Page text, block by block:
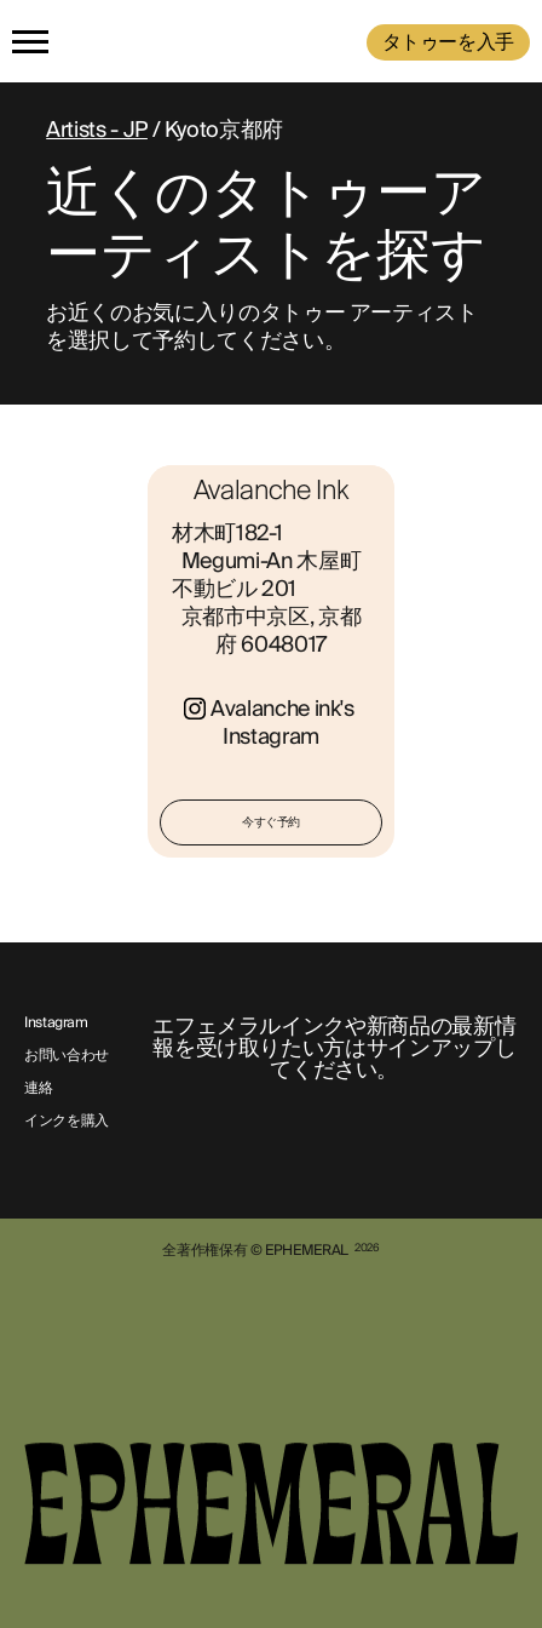
タトゥーを入手
ホーム
製品
タトゥーを入手 インクを購入
仕組み
私たちについて
Artists - JP/ Kyoto京都府
近くのタトゥーア
ーティストを探す
お近くのお気に入りのタトゥー アーティスト
を選択して予約してください。
Avalanche Ink
材木町182-1
Megumi-An 木屋町
不動ビル 201
京都市中京区, 京都
府 6048017
Avalanche ink's
Instagram
今すぐ予約
Instagram
お問い合わせ
連絡
インクを購入
エフェメラルインクや新商品の最新情
報を受け取りたい方はサインアップし
てください。
全著作権保有 © EPHEMERAL 2026